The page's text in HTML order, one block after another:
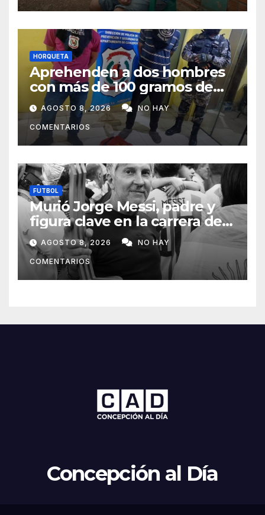
HORQUETA
Aprehenden a dos hombres
con más de 100 gramos de
supuesta marihuana en
Horqueta
AGOSTO 8, 2026 NO HAY
COMENTARIOS
FUTBOL
Murió Jorge Messi, padre y
figura clave en la carrera de
Lionel Messi
AGOSTO 8, 2026 NO HAY
COMENTARIOS
Concepción al Día